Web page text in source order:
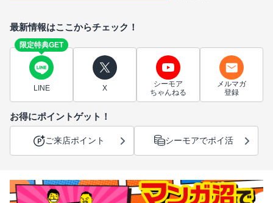
最新情報はここからチェック！
限定特典GET
LINE X
シーモア
ちゃんねる
メルマガ
登録
お得にポイントゲット！
ご来店ポイント シーモアでポイ活